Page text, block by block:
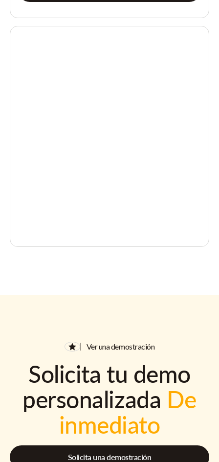
Ver una demostración
Solicita tu demo
personalizada De
inmediato
Solicita una demostración